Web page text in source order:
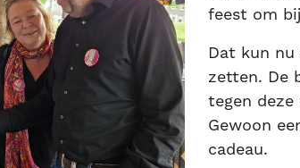
feest om
Dat kun nu
zetten. De
tegen
Gewoon
cadeau.